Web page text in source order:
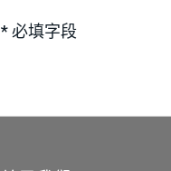
* 必填字段